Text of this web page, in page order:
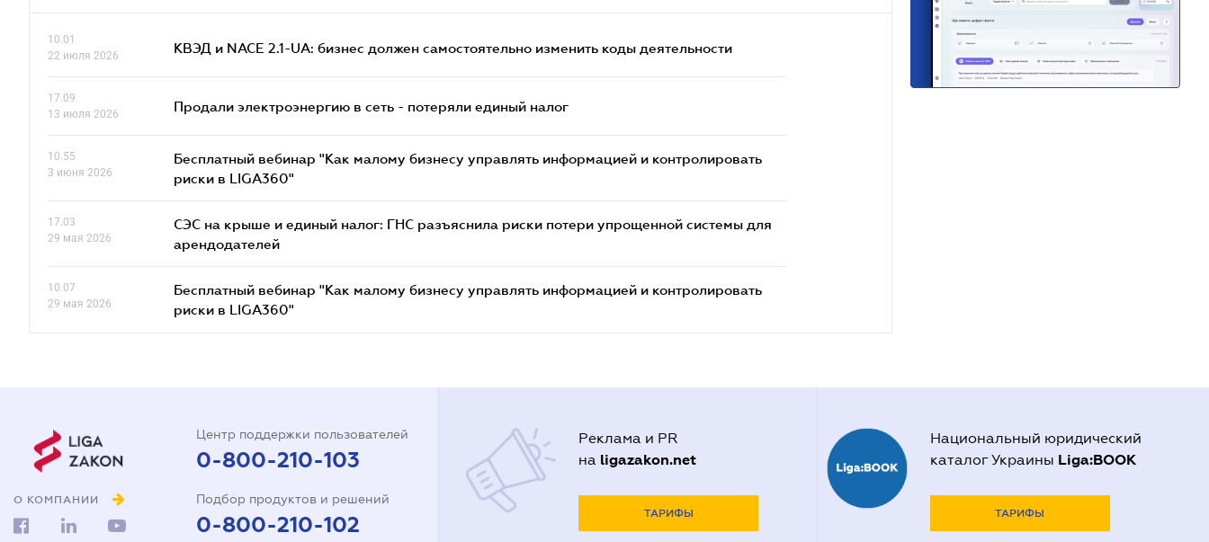
10.01
22 июля 2026
КВЭД и NACE 2.1-UA: бизнес должен самостоятельно изменить коды деятельности
17.09
13 июля 2026
Продали электроэнергию в сеть - потеряли единый налог
10.55
3 июня 2026
Бесплатный вебинар "Как малому бизнесу управлять информацией и контролировать
риски в LIGA360"
17.03
29 мая 2026
СЭС на крыше и единый налог: ГНС разъяснила риски потери упрощенной системы для
арендодателей
10.07
29 мая 2026
Бесплатный вебинар "Как малому бизнесу управлять информацией и контролировать
риски в LIGA360"
О КОМПАНИИ
Центр поддержки пользователей
0-800-210-103
Подбор продуктов и решений
0-800-210-102
Реклама и PR
на ligazakon.net
ТАРИФЫ
Национальный юридический
каталог Украины Liga:BOOK
ТАРИФЫ